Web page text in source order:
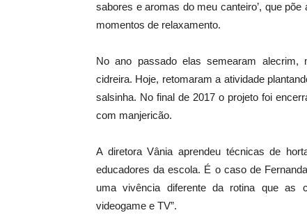
sabores e aromas do meu canteiro’, que
momentos de relaxamento.
No ano passado elas semearam alecrim,
cidreira. Hoje, retomaram a atividade
salsinha. No final de 2017 o projeto foi
com manjericão.
A diretora Vânia aprendeu técnicas de
educadores da escola. É o caso de
uma vivência diferente da rotina que as
videogame e TV”.